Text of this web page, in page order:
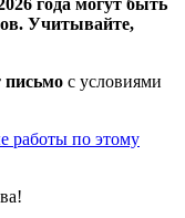
года могут быть
Учитывайте,
письмо с условиями
работы по этому